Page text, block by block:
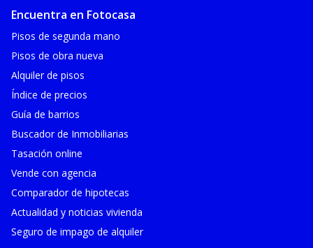
Encuentra en Fotocasa
Pisos de segunda mano
Pisos de obra nueva
Alquiler de pisos
Índice de precios
Guía de barrios
Buscador de Inmobiliarias
Tasación online
Vende con agencia
Comparador de hipotecas
Actualidad y noticias vivienda
Seguro de impago de alquiler